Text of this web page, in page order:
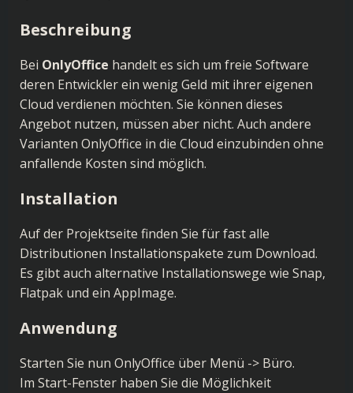
Beschreibung
Bei OnlyOffice handelt es sich um freie Software
deren Entwickler ein wenig Geld mit ihrer eigenen
Cloud verdienen möchten. Sie können dieses
Angebot nutzen, müssen aber nicht. Auch andere
Varianten OnlyOffice in die Cloud einzubinden ohne
anfallende Kosten sind möglich.
Installation
Auf der Projektseite finden Sie für fast alle
Distributionen Installationspakete zum Download.
Es gibt auch alternative Installationswege wie Snap,
Flatpak und ein AppImage.
Anwendung
Starten Sie nun OnlyOffice über Menü -> Büro.
Im Start-Fenster haben Sie die Möglichkeit